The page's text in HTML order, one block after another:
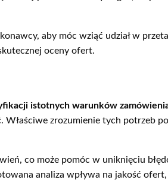
aby móc wziąć udział w
oceny ofert.
istotnych warunków
zrozumienie tych potrzeb
co może pomóc w uniknięciu
analiza wpływa na jakość